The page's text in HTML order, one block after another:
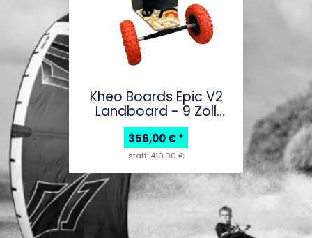
Kheo Boards Epic V2
Landboard - 9 Zoll
Räder
356,00 €*
statt:419,00 €